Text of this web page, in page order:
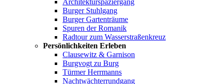
Architekturspaziergang
Burger Stuhlgang
Burger Gartenträume
Spuren der Romanik
Radtour zum Wasserstraßenkreuz
Persönlichkeiten Erleben
Clausewitz & Garnison
Burgvogt zu Burg
Türmer Herrmanns
Nachtwächterrundgang